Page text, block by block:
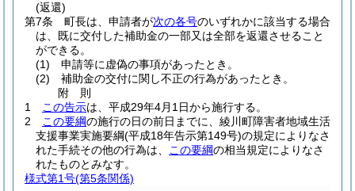
(返還)
第7条
町長は、申請者が次の各号のいずれかに該当する場合
は、既に交付した補助金の一部又は全部を返還させること
ができる。
(1)
申請等に虚偽の事項があったとき。
(2)
補助金の交付に関し不正の行為があったとき。
附 則
1
この告示は、平成29年4月1日から施行する。
2
この要綱の施行の日の前日までに、綾川町障害者地域生活
支援事業実施要綱(平成18年告示第149号)の規定によりなさ
れた手続その他の行為は、
この要綱の相当規定によりなさ
れたものとみなす。
様式第1号(第5条関係)